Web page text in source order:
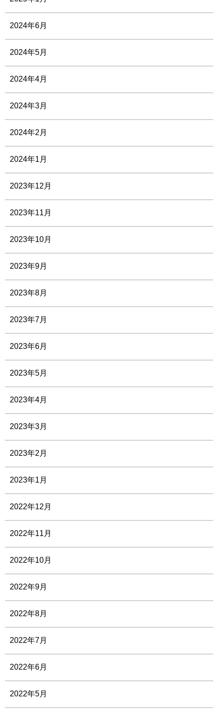
2024年6月
2024年5月
2024年4月
2024年3月
2024年2月
2024年1月
2023年12月
2023年11月
2023年10月
2023年9月
2023年8月
2023年7月
2023年6月
2023年5月
2023年4月
2023年3月
2023年2月
2023年1月
2022年12月
2022年11月
2022年10月
2022年9月
2022年8月
2022年7月
2022年6月
2022年5月